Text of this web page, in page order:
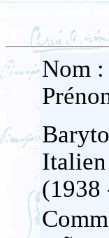
Nom
Italien
(1938